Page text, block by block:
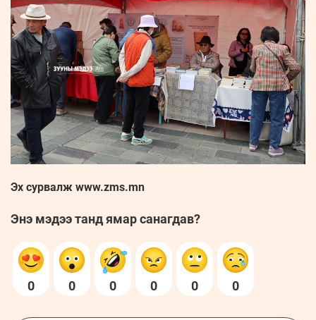
Эх сурвалж www.zms.mn
Энэ мэдээ танд ямар санагдав?
0 0 0 0 0 0